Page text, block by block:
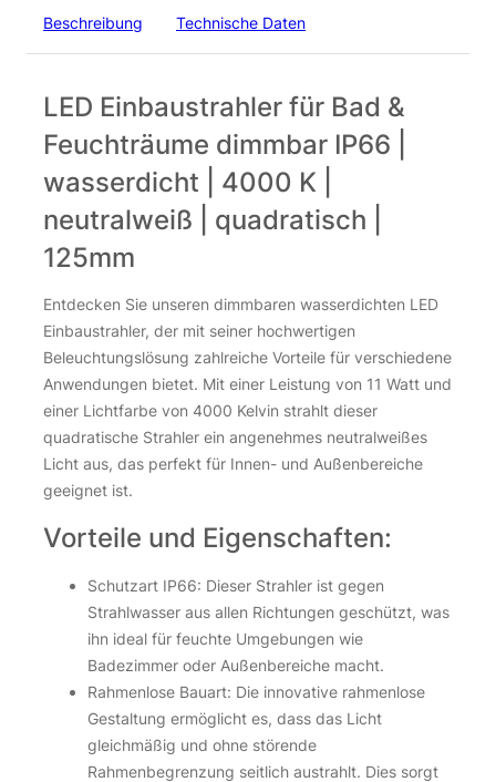
Beschreibung Technische Daten
LED Einbaustrahler für Bad &
Feuchträume dimmbar IP66 |
wasserdicht | 4000 K |
neutralweiß | quadratisch |
125mm
Entdecken Sie unseren dimmbaren wasserdichten LED
Einbaustrahler, der mit seiner hochwertigen
Beleuchtungslösung zahlreiche Vorteile für verschiedene
Anwendungen bietet. Mit einer Leistung von 11 Watt und
einer Lichtfarbe von 4000 Kelvin strahlt dieser
quadratische Strahler ein angenehmes neutralweißes
Licht aus, das perfekt für Innen- und Außenbereiche
geeignet ist.
Vorteile und Eigenschaften:
Schutzart IP66: Dieser Strahler ist gegen
Strahlwasser aus allen Richtungen geschützt, was
ihn ideal für feuchte Umgebungen wie
Badezimmer oder Außenbereiche macht.
Rahmenlose Bauart: Die innovative rahmenlose
Gestaltung ermöglicht es, dass das Licht
gleichmäßig und ohne störende
Rahmenbegrenzung seitlich austrahlt. Dies sorgt